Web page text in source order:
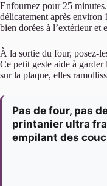
Enfournez pour 25
délicatement après
bien dorées à l’extérieur et
À la sortie du four, posez-
Ce petit geste aide à
sur la plaque, elles
Pas de four, pas
printanier ultra
empilant des